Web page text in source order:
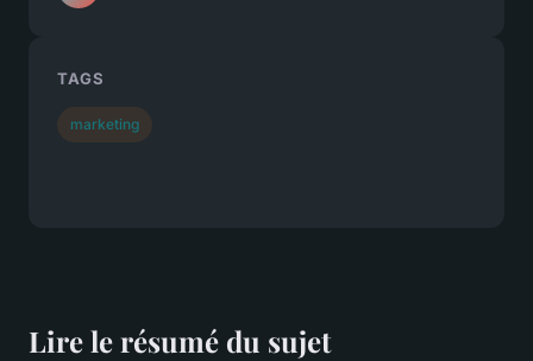
Lire le résumé du sujet
TAGS
marketing